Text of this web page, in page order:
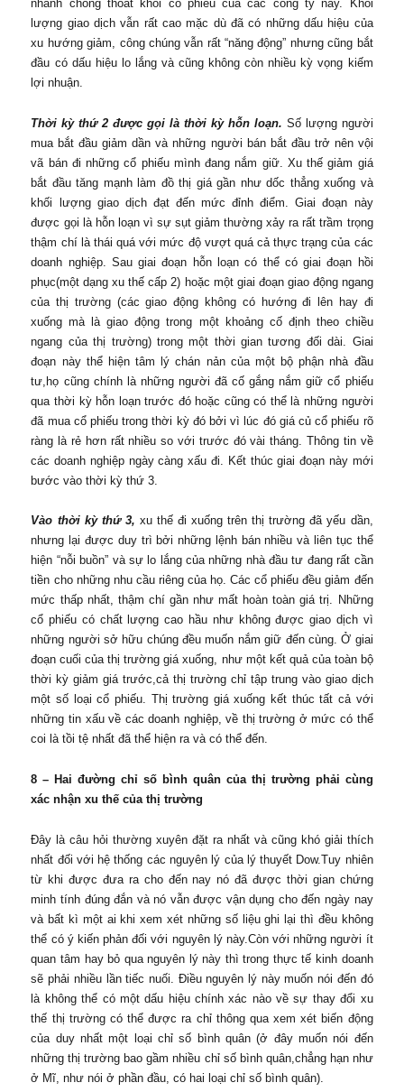
nhanh chóng thoát khỏi cổ phiếu của các công ty này. Khối
lượng giao dịch vẫn rất cao mặc dù đã có những dấu hiệu của
xu hướng giảm, công chúng vẫn rất “năng động” nhưng cũng bắt
đầu có dấu hiệu lo lắng và cũng không còn nhiều kỳ vọng kiếm
lợi nhuận.
Thời kỳ thứ 2 được gọi là thời kỳ hỗn loạn. Số lượng người
mua bắt đầu giảm dần và những người bán bắt đầu trở nên vội
vã bán đi những cổ phiếu mình đang nắm giữ. Xu thế giảm giá
bắt đầu tăng mạnh làm đồ thị giá gần như dốc thẳng xuống và
khối lượng giao dịch đạt đến mức đỉnh điểm. Giai đoạn này
được gọi là hỗn loạn vì sự sụt giảm thường xảy ra rất trầm trọng
thậm chí là thái quá với mức độ vượt quá cả thực trạng của các
doanh nghiệp. Sau giai đoạn hỗn loạn có thể có giai đoạn hồi
phục(một dạng xu thế cấp 2) hoặc một giai đoạn giao động ngang
của thị trường (các giao động không có hướng đi lên hay đi
xuống mà là giao động trong một khoảng cố định theo chiều
ngang của thị trường) trong một thời gian tương đối dài. Giai
đoạn này thể hiện tâm lý chán nản của một bộ phận nhà đầu
tư,họ cũng chính là những người đã cố gắng nắm giữ cổ phiếu
qua thời kỳ hỗn loạn trước đó hoặc cũng có thể là những người
đã mua cổ phiếu trong thời kỳ đó bởi vì lúc đó giá củ cổ phiếu rõ
ràng là rẻ hơn rất nhiều so với trước đó vài tháng. Thông tin về
các doanh nghiệp ngày càng xấu đi. Kết thúc giai đoạn này mới
bước vào thời kỳ thứ 3.
Vào thời kỳ thứ 3, xu thế đi xuống trên thị trường đã yếu dần,
nhưng lại được duy trì bởi những lệnh bán nhiều và liên tục thể
hiện “nỗi buồn” và sự lo lắng của những nhà đầu tư đang rất cần
tiền cho những nhu cầu riêng của họ. Các cổ phiếu đều giảm đến
mức thấp nhất, thậm chí gần như mất hoàn toàn giá trị. Những
cổ phiếu có chất lượng cao hầu như không được giao dịch vì
những người sở hữu chúng đều muốn nắm giữ đến cùng. Ở giai
đoạn cuối của thị trường giá xuống, như một kết quả của toàn bộ
thời kỳ giảm giá trước,cả thị trường chỉ tập trung vào giao dịch
một số loại cổ phiếu. Thị trường giá xuống kết thúc tất cả với
những tin xấu về các doanh nghiệp, về thị trường ở mức có thể
coi là tồi tệ nhất đã thể hiện ra và có thể đến.
8 – Hai đường chỉ số bình quân của thị trường phải cùng
xác nhận xu thế của thị trường
Đây là câu hỏi thường xuyên đặt ra nhất và cũng khó giải thích
nhất đối với hệ thống các nguyên lý của lý thuyết Dow.Tuy nhiên
từ khi được đưa ra cho đến nay nó đã được thời gian chứng
minh tính đúng đắn và nó vẫn được vận dụng cho đến ngày nay
và bất kì một ai khi xem xét những số liệu ghi lại thì đều không
thể có ý kiến phản đối với nguyên lý này.Còn với những người ít
quan tâm hay bỏ qua nguyên lý này thì trong thực tế kinh doanh
sẽ phải nhiều lần tiếc nuối. Điều nguyên lý này muốn nói đến đó
là không thể có một dấu hiệu chính xác nào về sự thay đổi xu
thế thị trường có thể được ra chỉ thông qua xem xét biến động
của duy nhất một loại chỉ số bình quân (ở đây muốn nói đến
những thị trường bao gầm nhiều chỉ số bình quân,chẳng hạn như
ở Mĩ, như nói ở phần đầu, có hai loại chỉ số bình quân).